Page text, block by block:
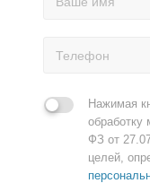
Нажимая
обработку
ФЗ от
целей,